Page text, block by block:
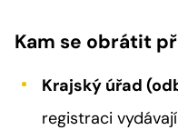
Kam se obrátit
Krajský úřad
registraci